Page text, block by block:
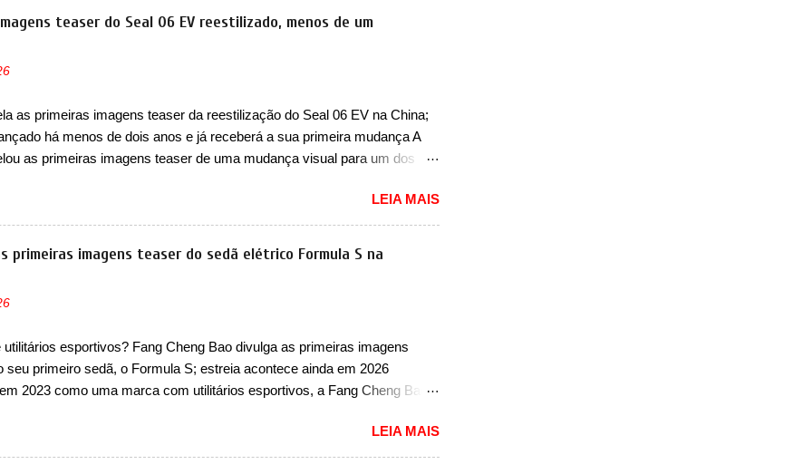
a Fiat Strada soube ser mutável com avanços importantes que a
nunca conseguiu acompanhar e agora ela abre uma distância ainda
é mais do que uma picape, é uma verdadeira revolução no mercado
brasileiro, algo que só a Strada fez. Mais do que isso: ela é a
que time que está ganhando se mexe sim. Ao longo da sua história,
teaser do Seal 06 EV reestilizado, menos de um
as primeiras imagens teaser da reestilização do Seal 06 EV na China;
há menos de dois anos e já receberá a sua primeira mudança A
as primeiras imagens teaser de uma mudança visual para um dos
lançado no segundo semestre de 2025. Sim, há menos de um ano. O
passará a ser vendido com mudanças visuais na dianteira e na
vão atualizá-los para a identidade visual mais moderna da marca, mas
motivos para que essa mudança já seja tão recente assim (o que não
o sedã contará com um novo para-choque na dianteira. Ele passa a
logo abaixo do logotipo e dos faróis. Ele ainda possui um espaço para a
abaixo do vinco e uma nova entrada de ar inferio...
LEIA MAIS
primeiras imagens teaser do sedã elétrico Formula S na
utilitários esportivos? Fang Cheng Bao divulga as primeiras imagens
seu primeiro sedã, o Formula S; estreia acontece ainda em 2026
2023 como uma marca com utilitários esportivos, a Fang Cheng Bao
off-road. E isso funcionou muito bem com o lançamento dos modelos
8, além do Tai 3 e Tai 7. Agora, a marca confirmou que vai entrar de
LEIA MAIS